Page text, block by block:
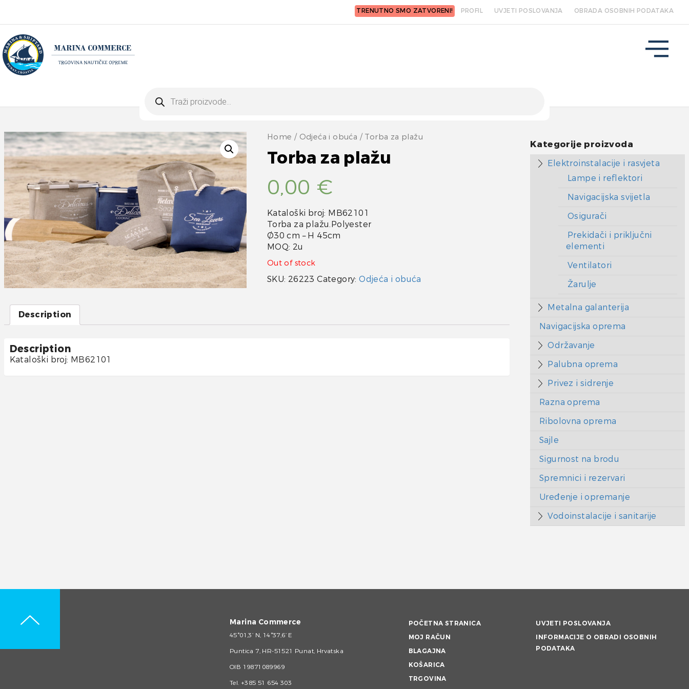
TRENUTNO SMO ZATVORENI! PROFIL UVJETI POSLOVANJA OBRADA OSOBNIH PODATAKA
search
Home / Odjeća i obuća / Torba za plažu
Torba za plažu
0,00 €
Kataloški broj: MB62101
Torba za plažu.Polyester
Ø30 cm – H 45cm
MOQ: 2u
Out of stock
SKU: 26223 Category:Odjeća i obuća
Description
Description
Kataloški broj: MB62101
Kategorije proizvoda
Elektroinstalacije i rasvjeta
Lampe i reflektori
Navigacijska svijetla
Osigurači
Prekidači i priključni
elementi
Ventilatori
Žarulje
Metalna galanterija
Navigacijska oprema
Održavanje
Palubna oprema
Privez i sidrenje
Razna oprema
Ribolovna oprema
Sajle
Sigurnost na brodu
Spremnici i rezervari
Uređenje i opremanje
Vodoinstalacije i sanitarije
Marina Commerce
45°01,3’ N, 14°37,6’ E
Puntica 7, HR-51521 Punat, Hrvatska
OIB 19871089969
Tel. +385 51 654 303
POČETNA STRANICA
MOJ RAČUN
BLAGAJNA
KOŠARICA
TRGOVINA
UVJETI POSLOVANJA
INFORMACIJE O OBRADI OSOBNIH
PODATAKA